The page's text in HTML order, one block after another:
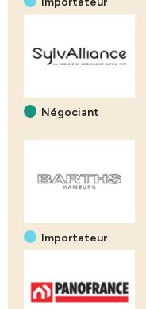
Négociant
Importateur